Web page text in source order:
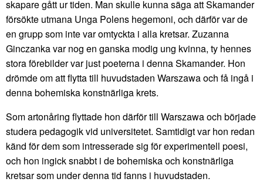
skapare gått ur tiden. Man skulle kunna säga att Skamander
försökte utmana Unga Polens hegemoni, och därför var de
en grupp som inte var omtyckta i alla kretsar. Zuzanna
Ginczanka var nog en ganska modig ung kvinna, ty hennes
stora förebilder var just poeterna i denna Skamander. Hon
drömde om att flytta till huvudstaden Warszawa och få ingå i
denna bohemiska konstnärliga krets.
Som artonåring flyttade hon därför till Warszawa och började
studera pedagogik vid universitetet. Samtidigt var hon redan
känd för dem som intresserade sig för experimentell poesi,
och hon ingick snabbt i de bohemiska och konstnärliga
kretsar som under denna tid fanns i huvudstaden.